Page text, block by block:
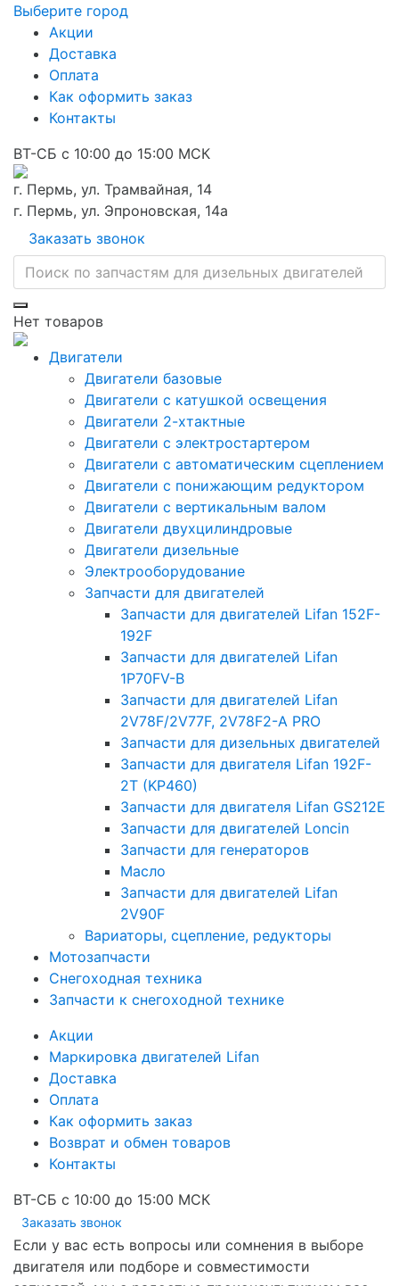
Выберите город
Акции
Доставка
Оплата
Как оформить заказ
Контакты
ВТ-СБ с 10:00 до 15:00 МСК
г. Пермь, ул. Трамвайная, 14
г. Пермь, ул. Эпроновская, 14а
Заказать звонок
Нет товаров
Двигатели
Двигатели базовые
Двигатели с катушкой освещения
Двигатели 2-хтактные
Двигатели с электростартером
Двигатели с автоматическим сцеплением
Двигатели с понижающим редуктором
Двигатели с вертикальным валом
Двигатели двухцилиндровые
Двигатели дизельные
Электрооборудование
Запчасти для двигателей
Запчасти для двигателей Lifan 152F-
192F
Запчасти для двигателей Lifan
1P70FV-B
Запчасти для двигателей Lifan
2V78F/2V77F, 2V78F2-A PRO
Запчасти для дизельных двигателей
Запчасти для двигателя Lifan 192F-
2T (KP460)
Запчасти для двигателя Lifan GS212E
Запчасти для двигателей Loncin
Запчасти для генераторов
Масло
Запчасти для двигателей Lifan
2V90F
Вариаторы, сцепление, редукторы
Мотозапчасти
Снегоходная техника
Запчасти к снегоходной технике
Акции
Маркировка двигателей Lifan
Доставка
Оплата
Как оформить заказ
Возврат и обмен товаров
Контакты
ВТ-СБ с 10:00 до 15:00 МСК
Заказать звонок
Если у вас есть вопросы или сомнения в выборе
двигателя или подборе и совместимости